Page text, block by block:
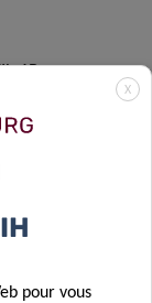
6R pour
et de
dermatologie
X
pour vous